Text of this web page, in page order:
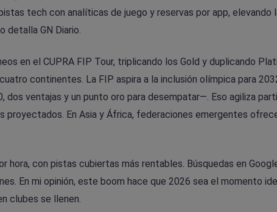
tech con analíticas de juego y reservas por app, elevando
GN Diario.
en el CUPRA FIP Tour, triplicando los Gold y duplicando
continentes. La FIP aspira a la inclusión olímpica para
ventajas y un punto oro para desempatar—. Eso agiliza
proyectados. En Asia y África, federaciones emergentes
hora, con pistas cubiertas más rentables. Búsquedas en
En mi opinión, este boom hace que 2026 sea el momento
clubes se llenen.